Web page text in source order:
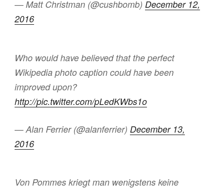
— Matt Christman (@cushbomb) December 12,
2016
Who would have believed that the perfect
Wikipedia photo caption could have been
improved upon?
http://pic.twitter.com/pLedKWbs1o
— Alan Ferrier (@alanferrier) December 13,
2016
Von Pommes kriegt man wenigstens keine